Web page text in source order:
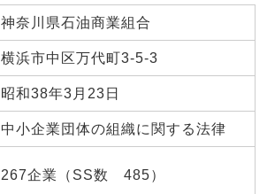
神奈川県石油商業組合
横浜市中区万代町3-5-3
昭和38年3月23日
中小企業団体の組織に関する法律
267企業（SS数 485）